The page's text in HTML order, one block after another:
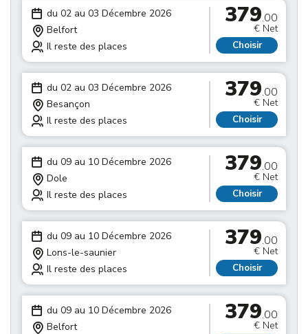
du 02 au 03 Décembre 2026
Belfort
Il reste des places
379.00
€ Net
Choisir
du 02 au 03 Décembre 2026
Besançon
Il reste des places
379.00
€ Net
Choisir
du 09 au 10 Décembre 2026
Dole
Il reste des places
379.00
€ Net
Choisir
du 09 au 10 Décembre 2026
Lons-le-saunier
Il reste des places
379.00
€ Net
Choisir
du 09 au 10 Décembre 2026
Belfort
379.00
€ Net